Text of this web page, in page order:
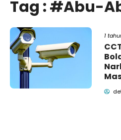
Tag : #Abu-
1